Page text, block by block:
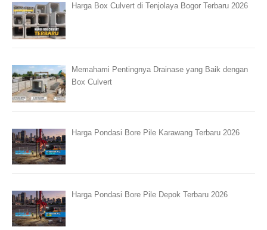
Harga Box Culvert di Tenjolaya Bogor Terbaru 2026
Memahami Pentingnya Drainase yang Baik dengan
Box Culvert
Harga Pondasi Bore Pile Karawang Terbaru 2026
Harga Pondasi Bore Pile Depok Terbaru 2026